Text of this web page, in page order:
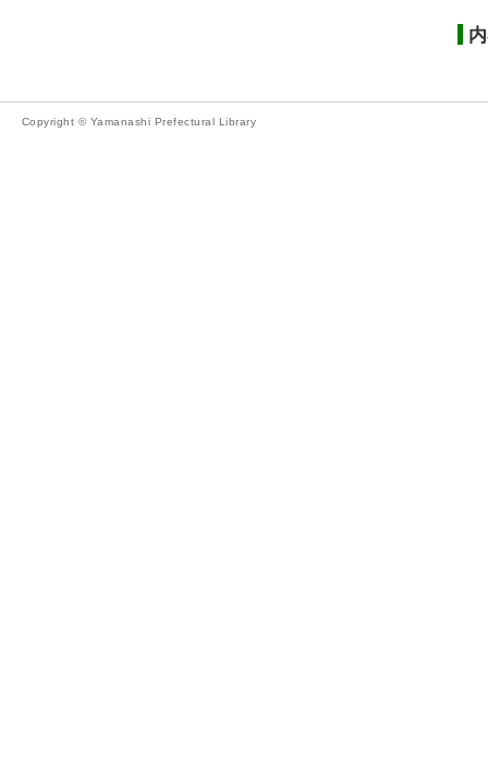
Copyright © Yamanashi Prefectural Library